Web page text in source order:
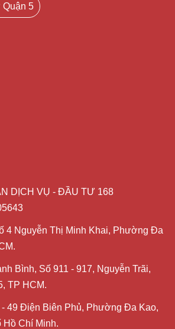
Quận 5
DỊCH VỤ - ĐẦU TƯ 168
4 Nguyễn Thị Minh Khai, Phường Đa
Bình, Số 911 - 917, Nguyễn Trãi,
TP HCM.
49 Điện Biên Phủ, Phường Đa Kao,
Hồ Chí Minh.